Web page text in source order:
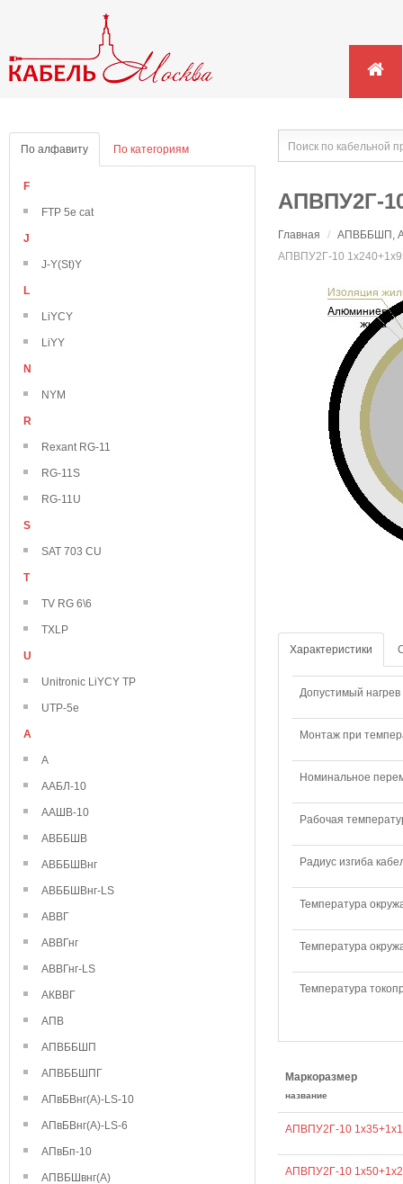
По алфавиту По категориям
F
FTP 5e cat
J
J-Y(St)Y
L
LiYCY
LiYY
N
NYM
R
Rexant RG-11
RG-11S
RG-11U
S
SAT 703 CU
T
TV RG 6\6
TXLP
U
Unitronic LiYCY TP
UTP-5e
А
А
ААБЛ-10
ААШВ-10
АВББШВ
АВББШВнг
АВББШВнг-LS
АВВГ
АВВГнг
АВВГнг-LS
АКВВГ
АПВ
АПВББШП
АПВББШПГ
АПвБВнг(А)-LS-10
АПвБВнг(А)-LS-6
АПвБп-10
АПВБШвнг(А)
АПВПУ2Г-
Главная / АПВББШП,
АПВПУ2Г-10
Характеристики
Допустимый
Монтаж при
Номинальное
Рабочая
Радиус изгиба
Температура
Температура
Температура
Маркоразмер
название
АПВПУ2Г-10
АПВПУ2Г-10